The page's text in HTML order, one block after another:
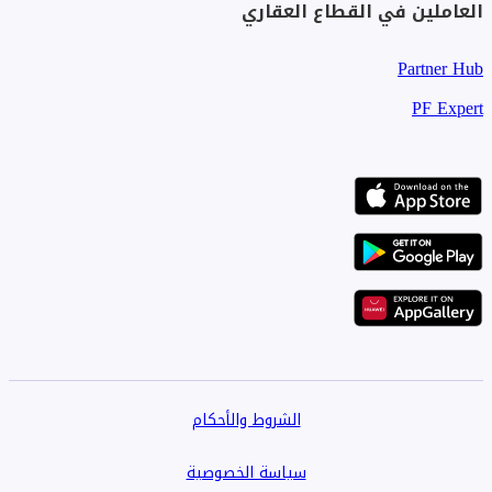
العاملين في القطاع العقاري
Partner Hub
PF Expert
الشروط والأحكام
سياسة الخصوصية